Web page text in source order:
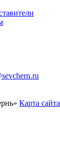
Карта сайта